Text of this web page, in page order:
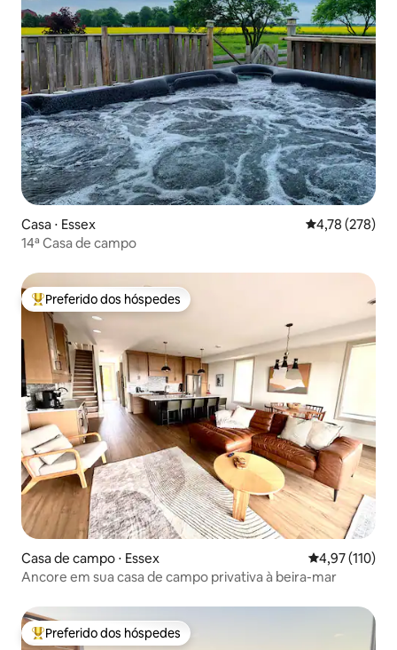
Casa ⋅ Essex 4,78 de uma
4,78 (278)
14ª Casa de campo
Entre os melhores preferidos dos hóspedes
Preferido dos hóspedes
Casa de campo ⋅ Essex 4,97 de uma
4,97 (110)
Ancore em sua casa de campo privativa à beira-mar
Entre os melhores preferidos dos hóspedes
Preferido dos hóspedes